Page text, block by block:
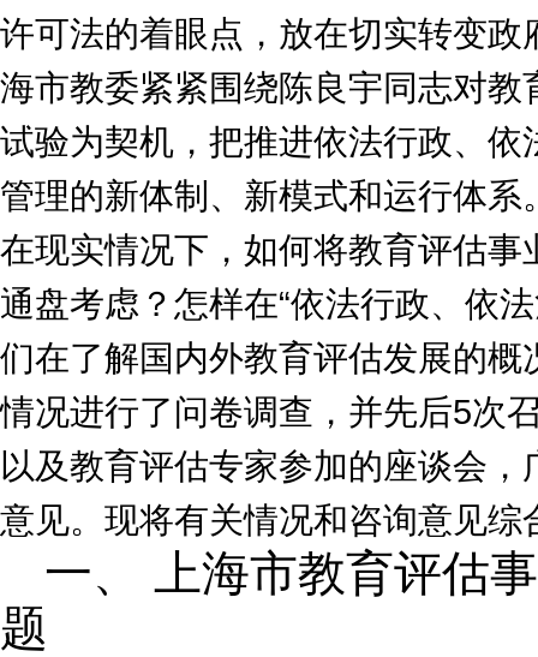
许可法的着眼点，放在切实转变
海市教委紧紧围绕陈良宇同志对教
试验为契机，把推进依法行政、
管理的新体制、新模式和运行体系
在现实情况下，如何将教育评估
通盘考虑？怎样在“依法行政、依
们在了解国内外教育评估发展的
情况进行了问卷调查，并先后5次
以及教育评估专家参加的座谈会
意见。现将有关情况和咨询意见综
一、 上海市教育评估
题